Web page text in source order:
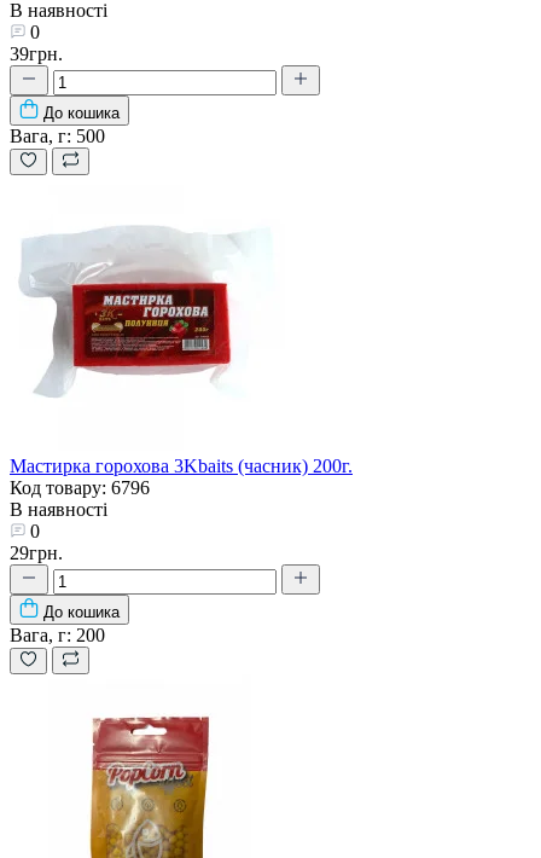
В наявності
0
39грн.
До кошика
Вага, г: 500
Мастирка горохова 3Kbaits (часник) 200г.
Код товару: 6796
В наявності
0
29грн.
До кошика
Вага, г: 200